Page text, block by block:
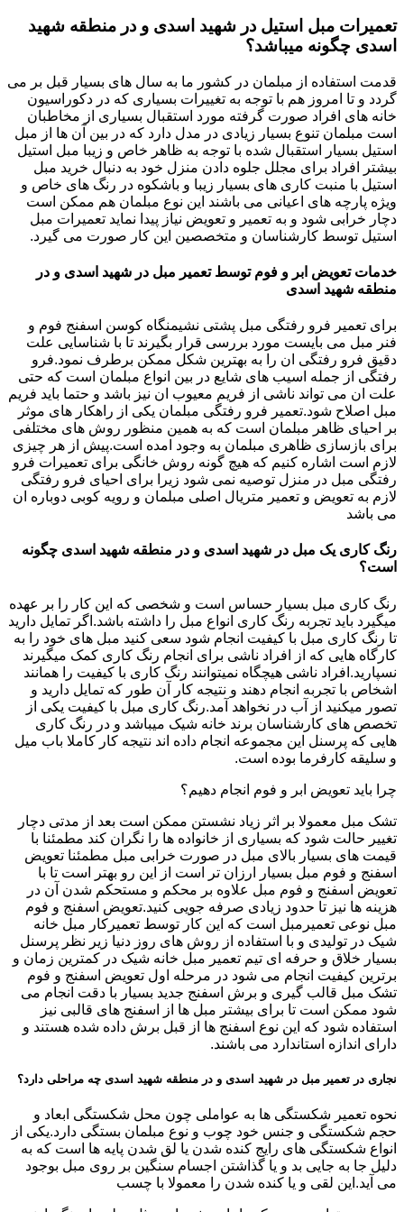
تعمیرات مبل استیل در شهید اسدی و در منطقه شهید
اسدی چگونه میباشد؟
قدمت استفاده از مبلمان در کشور ما به سال های بسیار قبل بر می
گردد و تا امروز هم با توجه به تغییرات بسیاری که در دکوراسیون
خانه های افراد صورت گرفته مورد استقبال بسیاری از مخاطبان
است مبلمان تنوع بسیار زیادی در مدل دارد که در بین آن ها از مبل
استیل بسیار استقبال شده با توجه به ظاهر خاص و زیبا مبل استیل
بیشتر افراد برای مجلل جلوه دادن منزل خود به دنبال خرید مبل
استیل با منبت کاری های بسیار زیبا و باشکوه در رنگ های خاص و
ویژه پارچه های اعیانی می باشند این نوع مبلمان هم ممکن است
دچار خرابی شود و به تعمیر و تعویض نیاز پیدا نماید تعمیرات مبل
استیل توسط کارشناسان و متخصصین این کار صورت می گیرد.
خدمات تعویض ابر و فوم توسط تعمیر مبل در شهید اسدی و در
منطقه شهید اسدی
برای تعمیر فرو رفتگی مبل پشتی نشیمنگاه کوسن اسفنج فوم و
فنر مبل می بایست مورد بررسی قرار بگیرند تا با شناسایی علت
دقیق فرو رفتگی ان را به بهترین شکل ممکن برطرف نمود.فرو
رفتگی از جمله اسیب های شایع در بین انواع مبلمان است که حتی
علت ان می تواند ناشی از فریم معیوب ان نیز باشد و حتما باید فریم
مبل اصلاح شود.تعمیر فرو رفتگی مبلمان یکی از راهکار های موثر
بر احیای ظاهر مبلمان است که به همین منظور روش های مختلفی
برای بازسازی ظاهری مبلمان به وجود امده است.پیش از هر چیزی
لازم است اشاره کنیم که هیچ گونه روش خانگی برای تعمیرات فرو
رفتگی مبل در منزل توصیه نمی شود زیرا برای احیای فرو رفتگی
لازم به تعویض و تعمیر متریال اصلی مبلمان و رویه کوبی دوباره ان
می باشد
رنگ کاری یک مبل در شهید اسدی و در منطقه شهید اسدی چگونه
است؟
رنگ کاری مبل بسیار حساس است و شخصی که این کار را بر عهده
میگیرد باید تجربه رنگ کاری انواع مبل را داشته باشد.اگر تمایل دارید
تا رنگ کاری مبل با کیفیت انجام شود سعی کنید مبل های خود را به
کارگاه هایی که از افراد ناشی برای انجام رنگ کاری کمک میگیرند
نسپارید.افراد ناشی هیچگاه نمیتوانند رنگ کاری با کیفیت را همانند
اشخاص با تجربه انجام دهند و نتیجه کار آن طور که تمایل دارید و
تصور میکنید از آب در نخواهد آمد.رنگ کاری مبل با کیفیت یکی از
تخصص های کارشناسان برند خانه شیک میباشد و در رنگ کاری
هایی که پرسنل این مجموعه انجام داده اند نتیجه کار کاملا باب میل
و سلیقه کارفرما بوده است.
چرا باید تعویض ابر و فوم انجام دهیم؟
تشک مبل معمولا بر اثر زیاد نشستن ممکن است بعد از مدتی دچار
تغییر حالت شود که بسیاری از خانواده ها را نگران کند مطمئنا با
قیمت های بسیار بالای مبل در صورت خرابی مبل مطمئنا تعویض
اسفنج و فوم مبل بسیار ارزان تر است از این رو بهتر است تا با
تعویض اسفنج و فوم مبل علاوه بر محکم و مستحکم شدن آن در
هزینه ها نیز تا حدود زیادی صرفه جویی کنید.تعویض اسفنج و فوم
مبل نوعی تعمیرمبل است که این کار توسط تعمیرکار مبل خانه
شیک در تولیدی و با استفاده از روش های روز دنیا زیر نظر پرسنل
بسیار خلاق و حرفه ای تیم تعمیر مبل خانه شیک در کمترین زمان و
برترین کیفیت انجام می شود در مرحله اول تعویض اسفنج و فوم
تشک مبل قالب گیری و برش اسفنج جدید بسیار با دقت انجام می
شود ممکن است تا برای بیشتر مبل ها از اسفنج های قالبی نیز
استفاده شود که این نوع اسفنج ها از قبل برش داده شده هستند و
دارای اندازه استاندارد می باشند.
نجاری در تعمیر مبل در شهید اسدی و در منطقه شهید اسدی چه مراحلی دارد؟
نحوه تعمیر شکستگی ها به عواملی چون محل شکستگی ابعاد و
حجم شکستگی و جنس خود چوب و نوع مبلمان بستگی دارد.یکی از
انواع شکستگی های رایج کنده شدن یا لق شدن پایه ها است که به
دلیل جا به جایی بد و یا گذاشتن اجسام سنگین بر روی مبل بوجود
می آید.این لقی و یا کنده شدن را معمولا با چسب